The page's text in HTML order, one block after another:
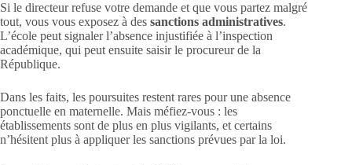
Si le directeur refuse votre demande et que vous partez malgré
tout, vous vous exposez à des sanctions administratives.
L’école peut signaler l’absence injustifiée à l’inspection
académique, qui peut ensuite saisir le procureur de la
République.
Dans les faits, les poursuites restent rares pour une absence
ponctuelle en maternelle. Mais méfiez-vous : les
établissements sont de plus en plus vigilants, et certains
n’hésitent plus à appliquer les sanctions prévues par la loi.